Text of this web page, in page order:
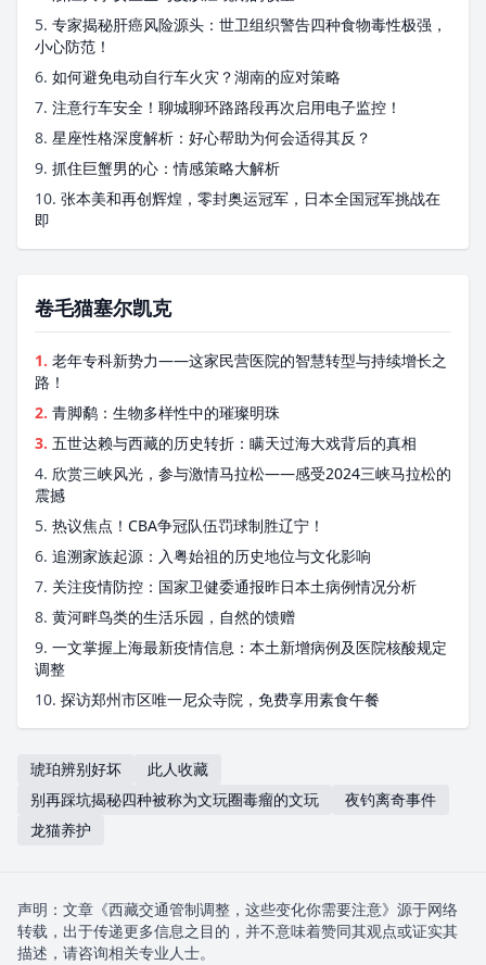
5. 专家揭秘肝癌风险源头：世卫组织警告四种食物毒性极强，
小心防范！
6. 如何避免电动自行车火灾？湖南的应对策略
7. 注意行车安全！聊城聊环路路段再次启用电子监控！
8. 星座性格深度解析：好心帮助为何会适得其反？
9. 抓住巨蟹男的心：情感策略大解析
10. 张本美和再创辉煌，零封奥运冠军，日本全国冠军挑战在
即
卷毛猫塞尔凯克
1. 老年专科新势力——这家民营医院的智慧转型与持续增长之
路！
2. 青脚鹬：生物多样性中的璀璨明珠
3. 五世达赖与西藏的历史转折：瞒天过海大戏背后的真相
4. 欣赏三峡风光，参与激情马拉松——感受2024三峡马拉松的
震撼
5. 热议焦点！CBA争冠队伍罚球制胜辽宁！
6. 追溯家族起源：入粤始祖的历史地位与文化影响
7. 关注疫情防控：国家卫健委通报昨日本土病例情况分析
8. 黄河畔鸟类的生活乐园，自然的馈赠
9. 一文掌握上海最新疫情信息：本土新增病例及医院核酸规定
调整
10. 探访郑州市区唯一尼众寺院，免费享用素食午餐
琥珀辨别好坏
此人收藏
别再踩坑揭秘四种被称为文玩圈毒瘤的文玩
夜钓离奇事件
龙猫养护
声明：文章《西藏交通管制调整，这些变化你需要注意》源于网络
转载，出于传递更多信息之目的，并不意味着赞同其观点或证实其
描述，请咨询相关专业人士。